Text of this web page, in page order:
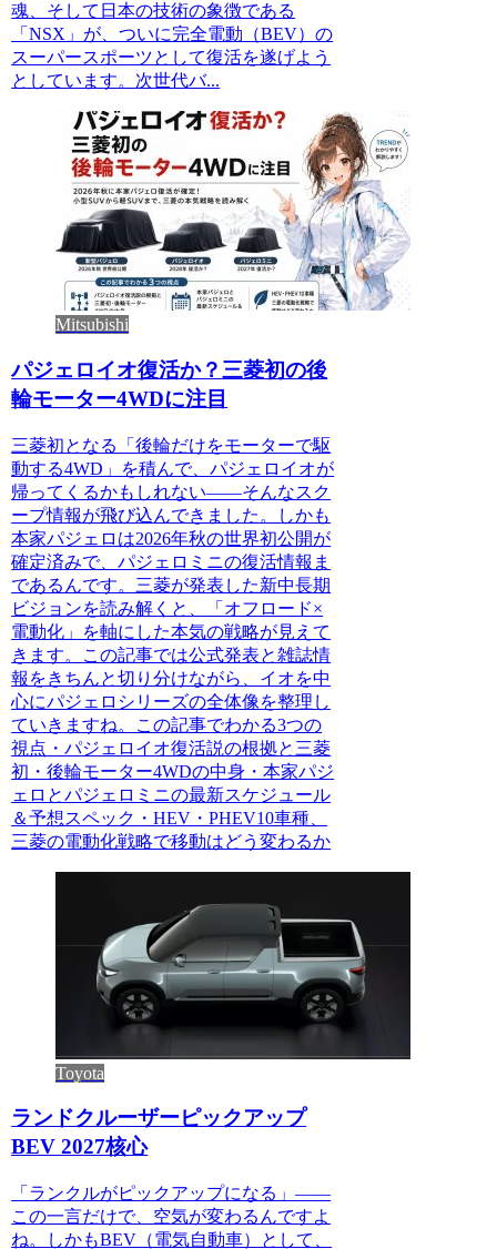
魂、そして日本の技術の象徴である
「NSX」が、ついに完全電動（BEV）の
スーパースポーツとして復活を遂げよう
としています。次世代バ...
Mitsubishi
パジェロイオ復活か？三菱初の後
輪モーター4WDに注目
三菱初となる「後輪だけをモーターで駆
動する4WD」を積んで、パジェロイオが
帰ってくるかもしれない——そんなスク
ープ情報が飛び込んできました。しかも
本家パジェロは2026年秋の世界初公開が
確定済みで、パジェロミニの復活情報ま
であるんです。三菱が発表した新中長期
ビジョンを読み解くと、「オフロード×
電動化」を軸にした本気の戦略が見えて
きます。この記事では公式発表と雑誌情
報をきちんと切り分けながら、イオを中
心にパジェロシリーズの全体像を整理し
ていきますね。この記事でわかる3つの
視点・パジェロイオ復活説の根拠と三菱
初・後輪モーター4WDの中身・本家パジ
ェロとパジェロミニの最新スケジュール
＆予想スペック・HEV・PHEV10車種、
三菱の電動化戦略で移動はどう変わるか
Toyota
ランドクルーザーピックアップ
BEV 2027核心
「ランクルがピックアップになる」――
この一言だけで、空気が変わるんですよ
ね。しかもBEV（電気自動車）として、